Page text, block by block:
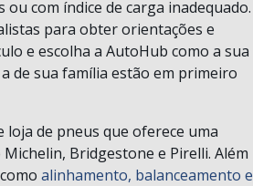
com índice de carga inadequado.
para obter orientações e
e escolha a AutoHub como a sua
de sua família estão em primeiro
loja de pneus que oferece uma
Bridgestone e Pirelli. Além
alinhamento, balanceamento e